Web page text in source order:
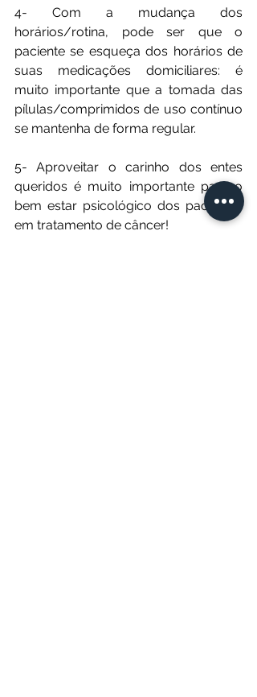
4- Com a mudança dos
horários/rotina, pode ser que o
paciente se esqueça dos horários de
suas medicações domiciliares: é
muito importante que a tomada das
pílulas/comprimidos de uso contínuo
se mantenha de forma regular.
5- Aproveitar o carinho dos entes
queridos é muito importante para o
bem estar psicológico dos pacientes
em tratamento de câncer!